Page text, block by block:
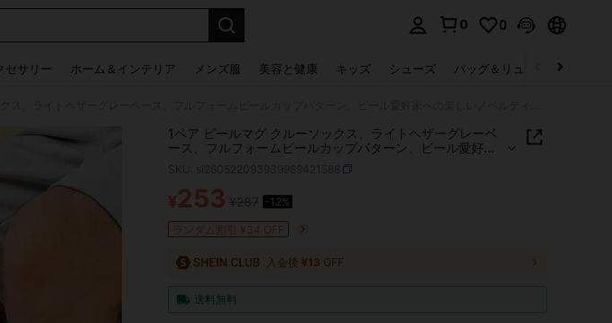
0 0
セサリー ホーム＆インテリア メンズ服 美容と健康 キッズ シューズ バッグ＆リュック
1ペア ビールマグ クルーソックス、ライトヘザーグレーベ
ース、フルフォームビールカップパターン、ビール愛好家
PRICE AND AVAILABILITY
¥253 -12%
ランダム割引 ¥34 OFF
入会後 ¥13 OFF
送料無料